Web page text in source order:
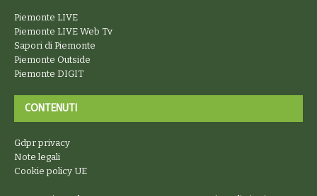
Piemonte LIVE
Piemonte LIVE Web Tv
Sapori di Piemonte
Piemonte Outside
Piemonte DIGIT
CONTENUTI
Gdpr privacy
Note legali
Cookie policy UE